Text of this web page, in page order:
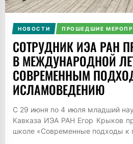
НОВОСТИ ПРОШЕДШИЕ
СОТРУДНИК ИЭА РАН
В МЕЖДУНАРОДНОЙ
СОВРЕМЕННЫМ
ИСЛАМОВЕДЕНИЮ
С 29 июня по 4 июля младший
Кавказа ИЭА РАН Егор Крыков
школе «Современные подходы к